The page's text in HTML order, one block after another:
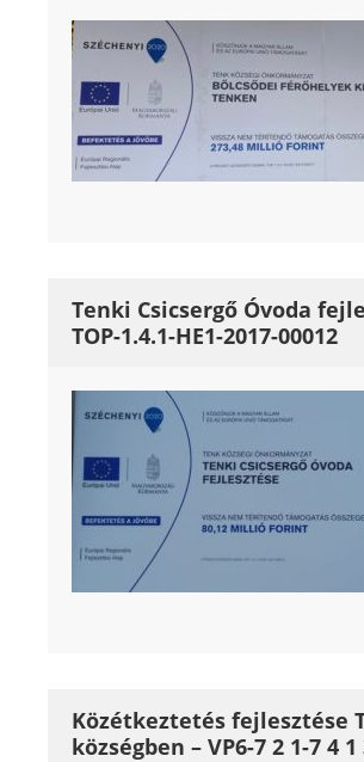
Tenki Csicsergő Óvoda
TOP-1.4.1-HE1-2017-00012
Közétkeztetés fejlesztése
községben – VP6-7 2 1-7 4 1